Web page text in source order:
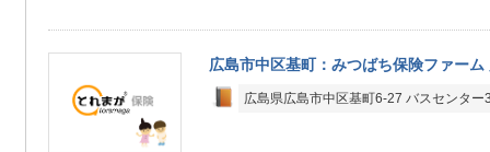
広島市中区基町：みつばち保険ファー
広島県広島市中区基町6-27 バスセンター